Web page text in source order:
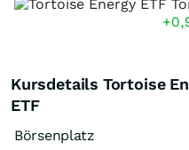
Kursdetails Tortoise
ETF
Börsenplatz